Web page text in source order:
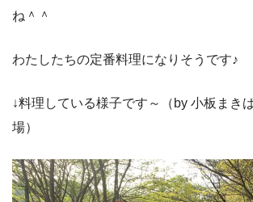
ね＾＾
わたしたちの定番料理になりそうです♪
↓料理している様子です～（by 小板まき
場）